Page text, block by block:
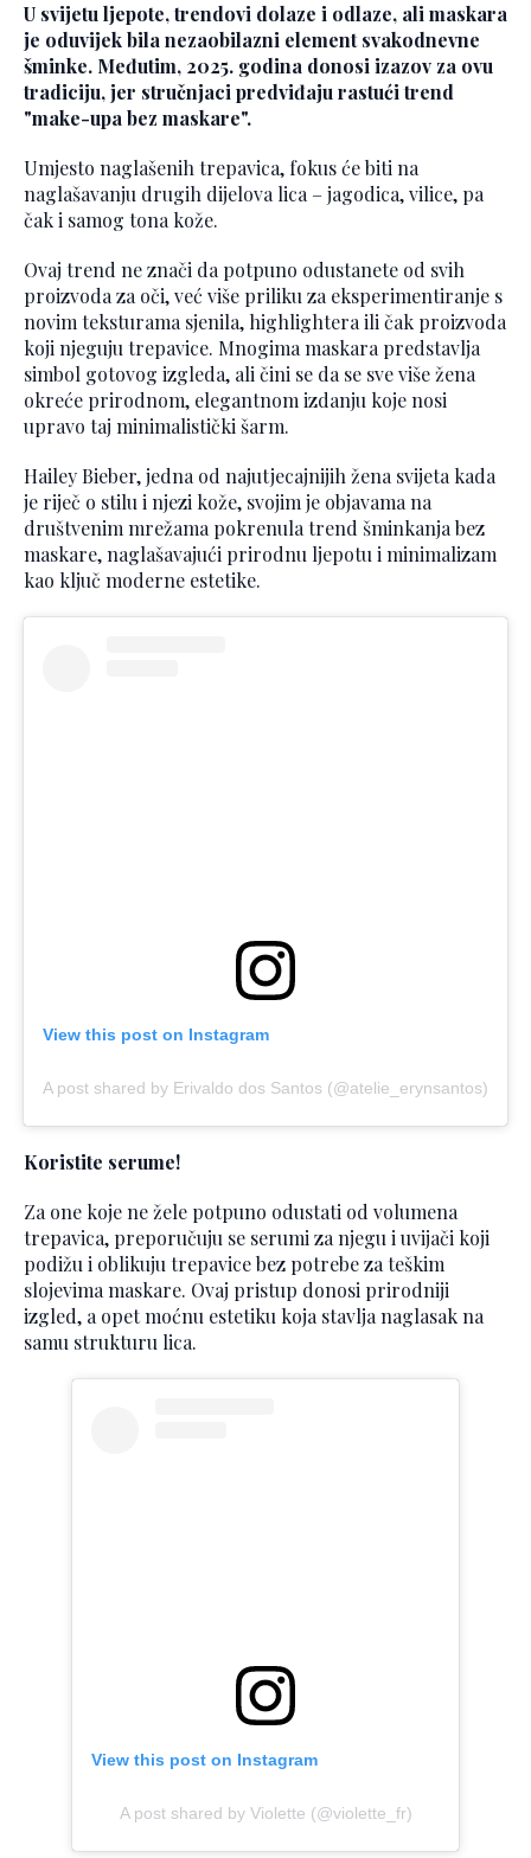
U svijetu ljepote, trendovi dolaze i odlaze, ali maskara
je oduvijek bila nezaobilazni element svakodnevne
šminke. Međutim, 2025. godina donosi izazov za ovu
tradiciju, jer stručnjaci predviđaju rastući trend
"make-upa bez maskare".
Umjesto naglašenih trepavica, fokus će biti na
naglašavanju drugih dijelova lica – jagodica, vilice, pa
čak i samog tona kože.
Ovaj trend ne znači da potpuno odustanete od svih
proizvoda za oči, već više priliku za eksperimentiranje s
novim teksturama sjenila, highlightera ili čak proizvoda
koji njeguju trepavice. Mnogima maskara predstavlja
simbol gotovog izgleda, ali čini se da se sve više žena
okreće prirodnom, elegantnom izdanju koje nosi
upravo taj minimalistički šarm.
Hailey Bieber, jedna od najutjecajnijih žena svijeta kada
je riječ o stilu i njezi kože, svojim je objavama na
društvenim mrežama pokrenula trend šminkanja bez
maskare, naglašavajući prirodnu ljepotu i minimalizam
kao ključ moderne estetike.
View this post on Instagram
A post shared by Erivaldo dos Santos (@atelie_erynsantos)
Koristite serume!
Za one koje ne žele potpuno odustati od volumena
trepavica, preporučuju se serumi za njegu i uvijači koji
podižu i oblikuju trepavice bez potrebe za teškim
slojevima maskare. Ovaj pristup donosi prirodniji
izgled, a opet moćnu estetiku koja stavlja naglasak na
samu strukturu lica.
View this post on Instagram
A post shared by Violette (@violette_fr)